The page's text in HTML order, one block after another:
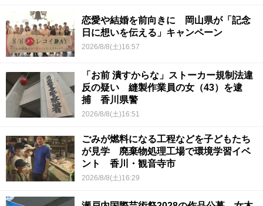
恋愛や結婚を前向きに 岡山県が「記念
日に想いを伝える」キャンペーン
2026/8/8(土)16:57
「お前 潰すからな」ストーカー規制法違
反の疑い 縫製作業員の女（43）を逮
捕 香川県警
2026/8/8(土)16:51
ごみが燃料になる工程などを子どもたち
が見学 廃棄物処理工場で環境学習イベ
ント 香川・観音寺市
2026/8/8(土)16:29